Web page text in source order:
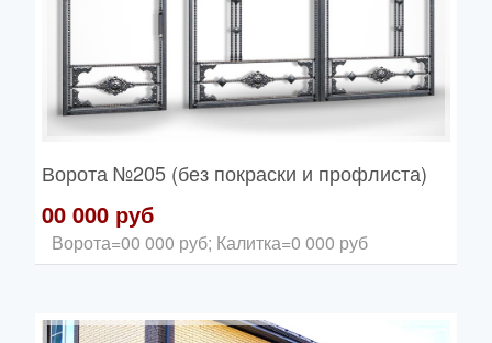
Ворота№205 (без покраски и профлиста)
00 000 руб
Ворота=00 000 руб; Калитка=0 000 руб